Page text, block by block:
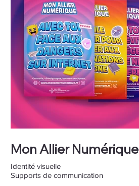
Mon Allier Numérique
Identité visuelle
Supports de communication